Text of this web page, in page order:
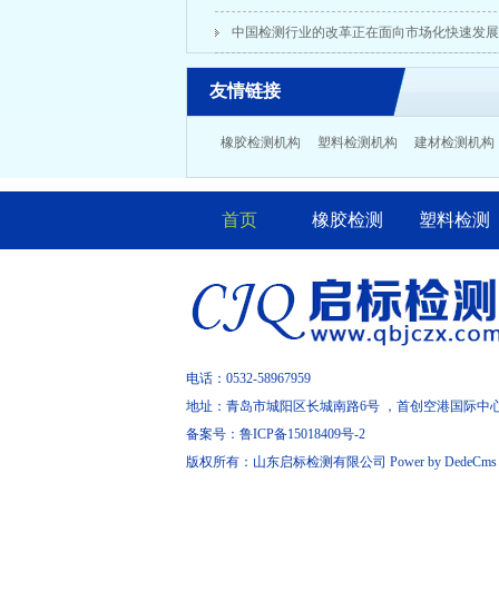
通告(2015年第51号
中国检测行业的改革正在面向市场化快速发展
友情链接
橡胶检测机构 塑料检测机构 建材检测机构
首页 橡胶检测 塑料检测
电话：0532-58967959
地址：青岛市城阳区长城南路6号 ，首创空港国际中
备案号： 鲁ICP备15018409号-2
版权所有：山东启标检测有限公司 Power by DedeCms